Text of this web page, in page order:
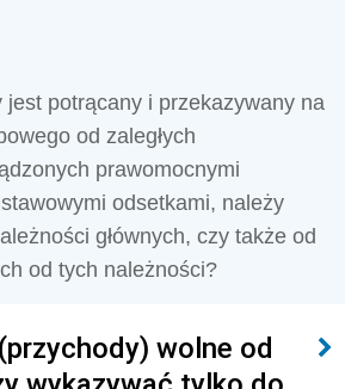
jest potrącany i przekazywany na
od zaległych
prawomocnymi
odsetkami, należy
głównych, czy także od
od tych należności?
wolne od